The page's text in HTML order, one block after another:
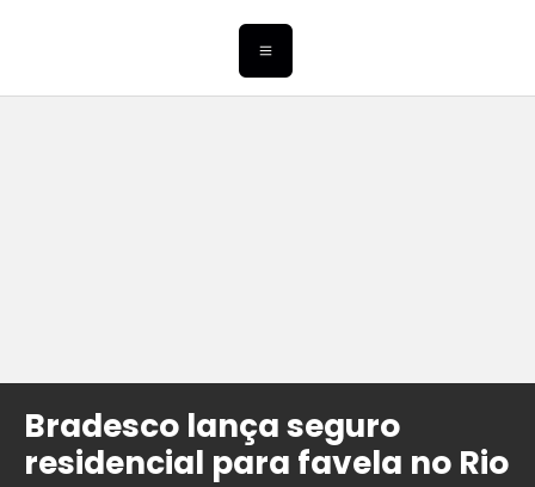
Bradesco lança seguro
residencial para favela no Rio